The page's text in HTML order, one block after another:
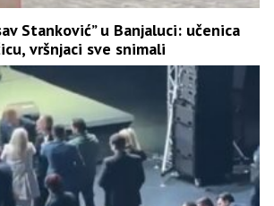
Stanković” u Banjaluci: učenica
vršnjaci sve snimali